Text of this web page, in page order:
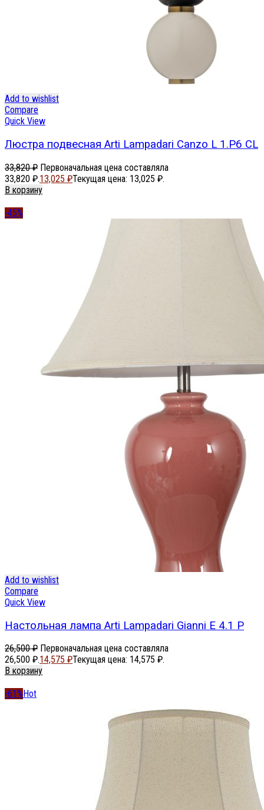
Add to wishlist
Compare
Quick View
Люстра подвесная Arti Lampadari Canzo L 1.P6 CL
33,820₽ Первоначальная цена составляла
33,820 ₽.13,025 ₽Текущая цена: 13,025 ₽.
В корзину
-45%
Add to wishlist
Compare
Quick View
Настольная лампа Arti Lampadari Gianni E 4.1 P
26,500₽ Первоначальная цена составляла
26,500 ₽.14,575 ₽Текущая цена: 14,575 ₽.
В корзину
-61% Hot